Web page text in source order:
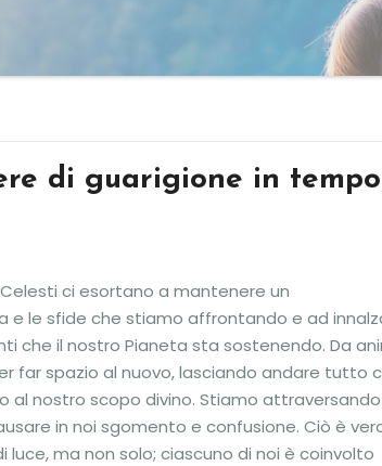
di guarigione in tempo
ci esortano a mantenere un
le sfide che stiamo affrontando e ad
che il nostro Pianeta sta sostenendo. Da
far spazio al nuovo, lasciando andare tutto
al nostro scopo divino. Stiamo attraversando
in noi sgomento e confusione. Ciò è
ma non solo; ciascuno di noi è coinvolto